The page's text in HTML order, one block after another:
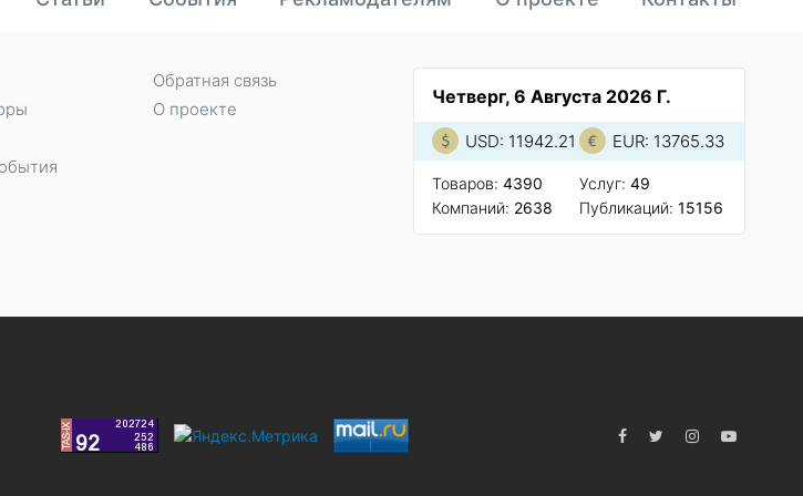
Четверг, 6 Августа 2026 Г.
USD: 11942.21 EUR: 13765.33
Товаров: 4390
Компаний: 2638
Услуг: 49
Публикаций: 15156
Обратная связь
О проекте